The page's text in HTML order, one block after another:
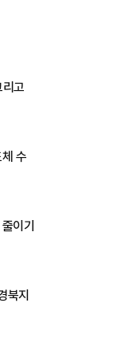
고
수
이기
북지